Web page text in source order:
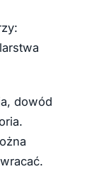
dowód